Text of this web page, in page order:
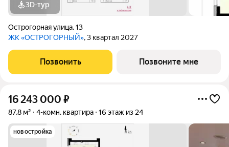
3D-тур
Острогорная улица,13
ЖК «ОСТРОГОРНЫЙ», 3 квартал 2027
Позвонить Позвоните мне
16 243 000 ₽
87,8 м² 4-комн. квартира 16 этаж из 24
новостройка